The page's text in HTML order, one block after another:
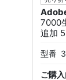
7000
追加
型番
ご購